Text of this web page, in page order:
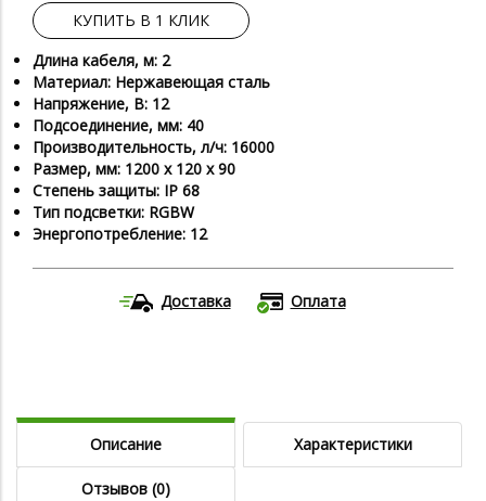
КУПИТЬ В 1 КЛИК
Длина кабеля, м: 2
Материал: Нержавеющая сталь
Напряжение, В: 12
Подсоединение, мм: 40
Производительность, л/ч: 16000
Размер, мм: 1200 х 120 х 90
Степень защиты: IP 68
Тип подсветки: RGBW
Энергопотребление: 12
Доставка Оплата
Описание Характеристики
Отзывов (0)